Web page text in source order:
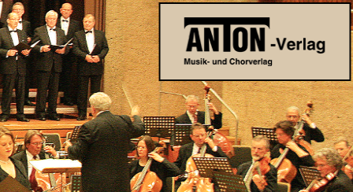
Anton Verlag
Musik- und Chorverlag